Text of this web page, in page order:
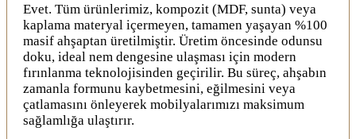
Evet. Tüm ürünlerimiz, kompozit (MDF, sunta) veya
kaplama materyal içermeyen, tamamen yaşayan %100
masif ahşaptan üretilmiştir. Üretim öncesinde odunsu
doku, ideal nem dengesine ulaşması için modern
fırınlanma teknolojisinden geçirilir. Bu süreç, ahşabın
zamanla formunu kaybetmesini, eğilmesini veya
çatlamasını önleyerek mobilyalarımızı maksimum
sağlamlığa ulaştırır.